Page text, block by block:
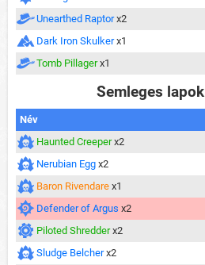
Unearthed Raptor x2
Dark Iron Skulker x1
Tomb Pillager x1
Semleges lapok
Név
Haunted Creeper x2
Nerubian Egg x2
Baron Rivendare x1
Defender of Argus x2
Piloted Shredder x2
Sludge Belcher x2